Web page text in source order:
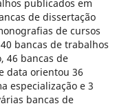
publicados em
de dissertação
de cursos
bancas de trabalhos
46 bancas de
data orientou 36
especialização e 3
bancas de